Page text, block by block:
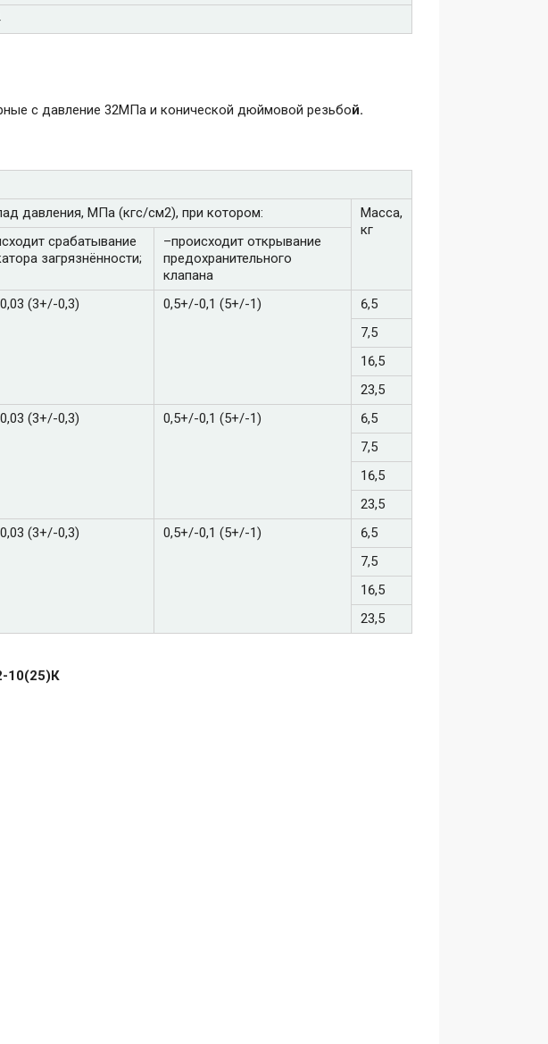
с давление 32МПа и конической дюймовой резьбой.
давления, МПа (кгс/см2), при котором:
Масса,
кг
срабатывание
загрязнённости;
–происходит открывание
предохранительного
клапана
(3+/-0,3) 0,5+/-0,1 (5+/-1)
6,5
7,5
16,5
23,5
(3+/-0,3) 0,5+/-0,1 (5+/-1)
6,5
7,5
16,5
23,5
(3+/-0,3) 0,5+/-0,1 (5+/-1)
6,5
7,5
16,5
23,5
10(25)К